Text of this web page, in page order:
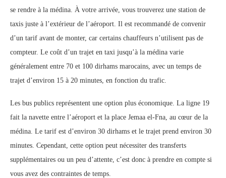
se rendre à la médina. À votre arrivée, vous trouverez une station de
taxis juste à l’extérieur de l’aéroport. Il est recommandé de convenir
d’un tarif avant de monter, car certains chauffeurs n’utilisent pas de
compteur. Le coût d’un trajet en taxi jusqu’à la médina varie
généralement entre 70 et 100 dirhams marocains, avec un temps de
trajet d’environ 15 à 20 minutes, en fonction du trafic.
Les bus publics représentent une option plus économique. La ligne 19
fait la navette entre l’aéroport et la place Jemaa el-Fna, au cœur de la
médina. Le tarif est d’environ 30 dirhams et le trajet prend environ 30
minutes. Cependant, cette option peut nécessiter des transferts
supplémentaires ou un peu d’attente, c’est donc à prendre en compte si
vous avez des contraintes de temps.